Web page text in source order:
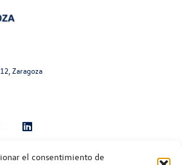
el consentimiento de
Zaragoza